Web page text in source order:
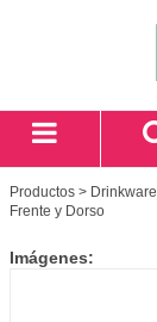
Productos > Drinkware
Frente y Dorso
Imágenes: